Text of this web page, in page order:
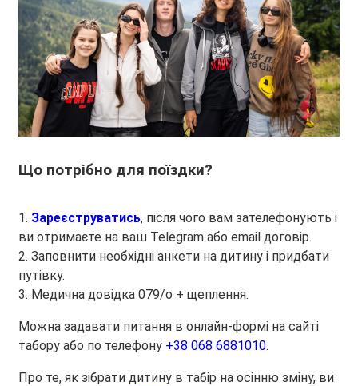
Що потрібно для поїздки?
1. Зареєструватись, після чого вам зателефонують і
ви отримаєте на ваш Telegram або email договір.
2. Заповнити необхідні анкети на дитину і придбати
путівку.
3. Медична довідка 079/о + щеплення.
Можна задавати питання в онлайн-формі на сайті
табору або по телефону +38 068 6881010.
Про те, як зібрати дитину в табір на осінню зміну, ви